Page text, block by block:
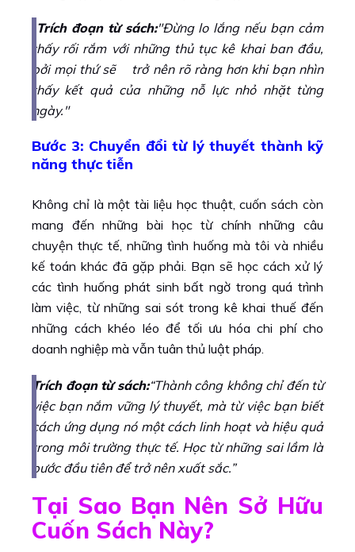
Trích đoạn từ sách:"Đừng lo lắng nếu bạn cảm
thấy rối rắm với những thủ tục kê khai ban đầu,
bởi mọi thứ sẽ trở nên rõ ràng hơn khi bạn nhìn
thấy kết quả của những nỗ lực nhỏ nhặt từng
ngày."
Bước 3: Chuyển đổi từ lý thuyết thành kỹ
năng thực tiễn
Không chỉ là một tài liệu học thuật, cuốn sách còn
mang đến những bài học từ chính những câu
chuyện thực tế, những tình huống mà tôi và nhiều
kế toán khác đã gặp phải. Bạn sẽ học cách xử lý
các tình huống phát sinh bất ngờ trong quá trình
làm việc, từ những sai sót trong kê khai thuế đến
những cách khéo léo để tối ưu hóa chi phí cho
doanh nghiệp mà vẫn tuân thủ luật pháp.
Trích đoạn từ sách:“Thành công không chỉ đến từ
việc bạn nắm vững lý thuyết, mà từ việc bạn biết
cách ứng dụng nó một cách linh hoạt và hiệu quả
trong môi trường thực tế. Học từ những sai lầm là
bước đầu tiên để trở nên xuất sắc.”
Tại Sao Bạn Nên Sở Hữu
Cuốn Sách Này?